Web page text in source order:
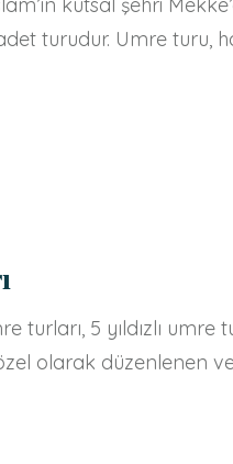
turudur. Umre turu,
turları, 5 yıldızlı
olarak düzenlenen